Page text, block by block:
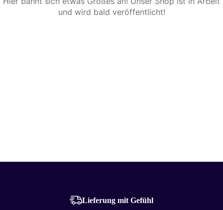
und wird bald veröffentlicht!
Lieferung mit Gefühl